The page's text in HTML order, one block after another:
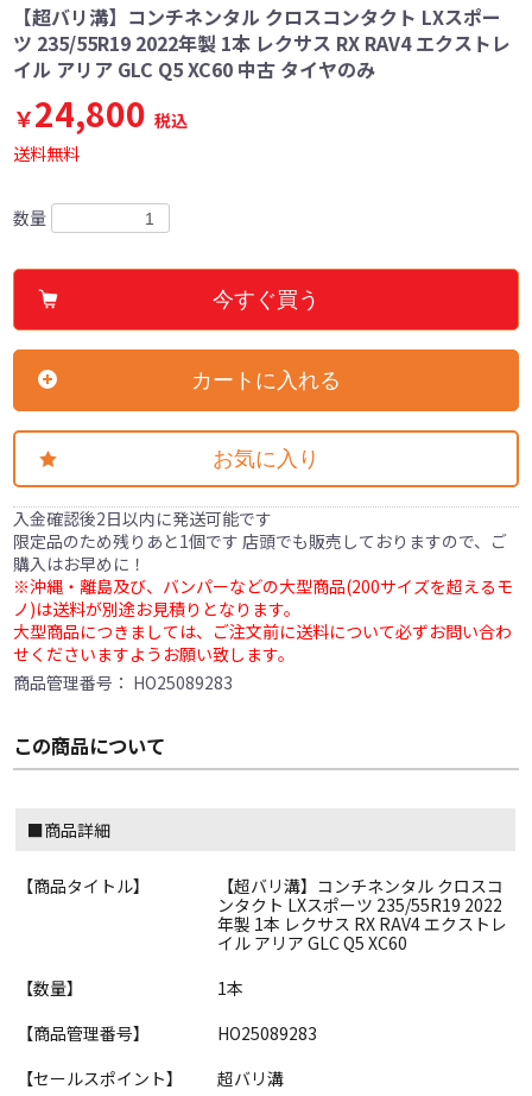
【超バリ溝】コンチネンタル クロスコンタクト LXスポー
ツ 235/55R19 2022年製 1本 レクサス RX RAV4 エクストレ
イル アリア GLC Q5 XC60 中古 タイヤのみ
￥24,800 税込
送料無料
数量
今すぐ買う
カートに入れる
お気に入り
入金確認後2日以内に発送可能です
限定品のため残りあと1個です 店頭でも販売しておりますので、ご
購入はお早めに！
※沖縄・離島及び、バンパーなどの大型商品(200サイズを超えるモ
ノ)は送料が別途お見積りとなります。
大型商品につきましては、ご注文前に送料について必ずお問い合わ
せくださいますようお願い致します。
商品管理番号： HO25089283
この商品について
■商品詳細
【商品タイトル】
【超バリ溝】コンチネンタル クロスコ
ンタクト LXスポーツ 235/55R19 2022
年製 1本 レクサス RX RAV4 エクストレ
イル アリア GLC Q5 XC60
【数量】
1本
【商品管理番号】
HO25089283
【セールスポイント】
超バリ溝